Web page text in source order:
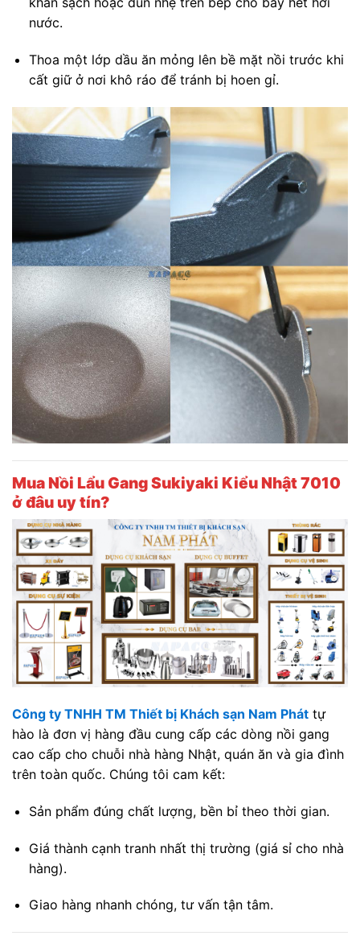
nước.
Thoa một lớp dầu ăn mỏng lên bề mặt nồi trước khi
cất giữ ở nơi khô ráo để tránh bị hoen gỉ.
Mua Nồi Lẩu Gang Sukiyaki Kiểu Nhật 7010
ở đâu uy tín?
Công ty TNHH TM Thiết bị Khách sạn Nam Phát tự
hào là đơn vị hàng đầu cung cấp các dòng nồi gang
cao cấp cho chuỗi nhà hàng Nhật, quán ăn và gia đình
trên toàn quốc. Chúng tôi cam kết:
Sản phẩm đúng chất lượng, bền bỉ theo thời gian.
Giá thành cạnh tranh nhất thị trường (giá sỉ cho nhà
hàng).
Giao hàng nhanh chóng, tư vấn tận tâm.